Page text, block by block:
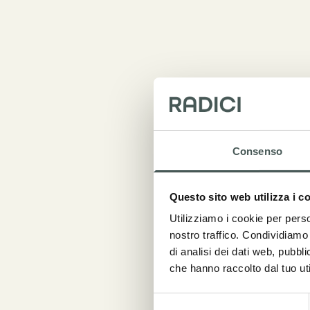
Consenso
Questo sito web utilizza i
Utilizziamo i cookie per
nostro traffico.
di analisi dei dati web,
che hanno raccolto dal tuo
ogni